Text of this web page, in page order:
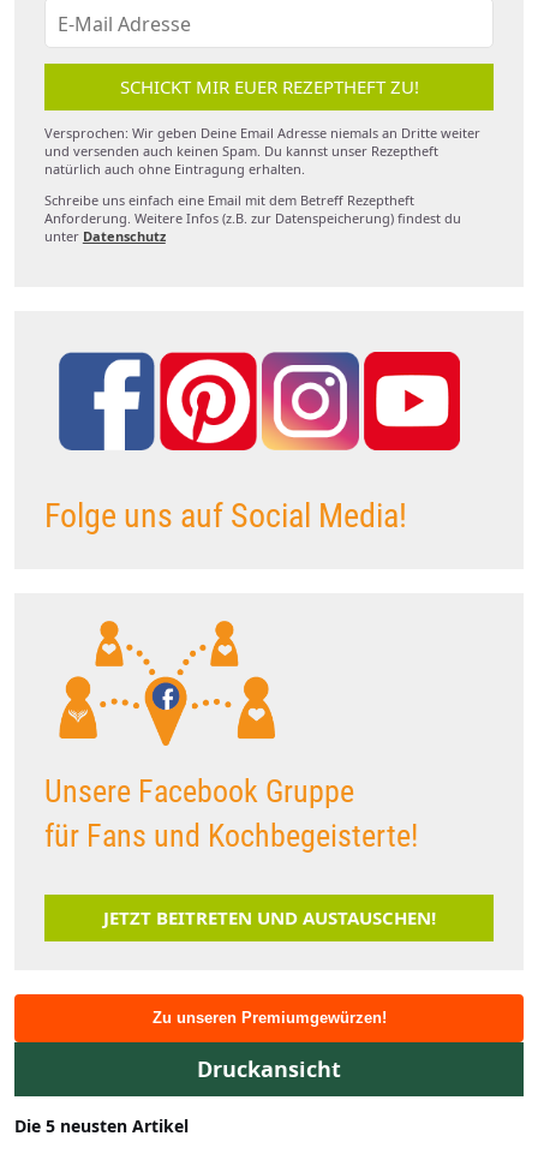
SCHICKT MIR EUER REZEPTHEFT ZU!
Versprochen: Wir geben Deine Email Adresse niemals an Dritte weiter
und versenden auch keinen Spam. Du kannst unser Rezeptheft
natürlich auch ohne Eintragung erhalten.
Schreibe uns einfach eine Email mit dem Betreff Rezeptheft
Anforderung. Weitere Infos (z.B. zur Datenspeicherung) findest du
unter Datenschutz
Folge uns auf Social Media!
Unsere Facebook Gruppe
für Fans und Kochbegeisterte!
JETZT BEITRETEN UND AUSTAUSCHEN!
Zu unseren Premiumgewürzen!
Druckansicht
Die 5 neusten Artikel